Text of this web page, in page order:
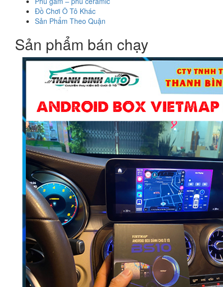
Đồ Chơi Ô Tô Khác
Sản Phẩm Theo Quận
Sản phẩm bán chạy